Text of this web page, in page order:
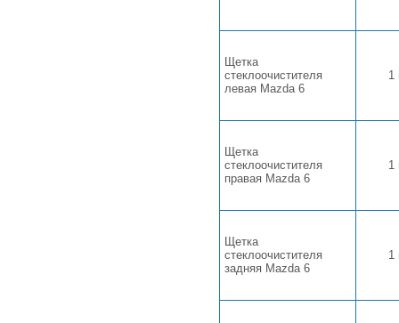
Щетка
стеклоочистителя
левая Mazda 6
1
Щетка
стеклоочистителя
правая Mazda 6
1
Щетка
стеклоочистителя
задняя Mazda 6
1